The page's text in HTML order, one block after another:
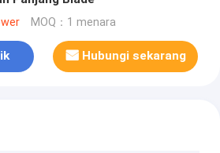
MOQ：1 menara
Hubungi sekarang